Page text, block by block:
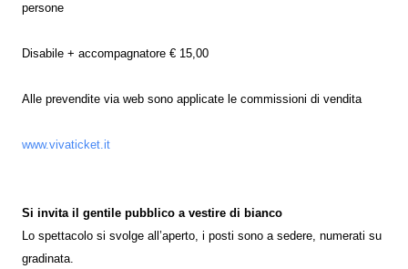
persone
Disabile + accompagnatore € 15,00
Alle prevendite via web sono applicate le commissioni di vendita
www.vivaticket.it
Si invita il gentile pubblico a vestire di bianco
Lo spettacolo si svolge all’aperto, i posti sono a sedere, numerati su
gradinata.